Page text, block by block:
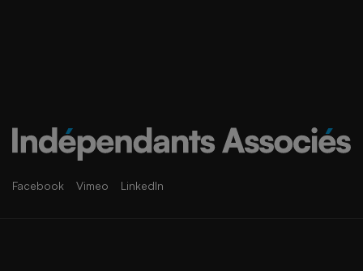
Facebook Vimeo LinkedIn